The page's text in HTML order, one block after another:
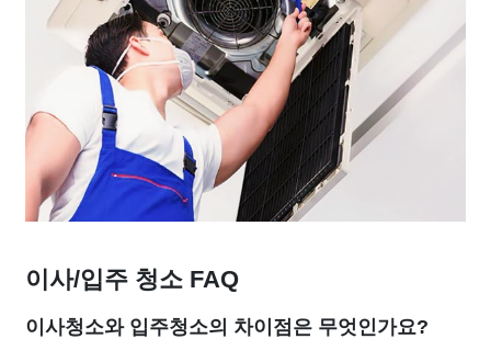
이사/입주 청소 FAQ
이사청소와 입주청소의 차이점은 무엇인가요?